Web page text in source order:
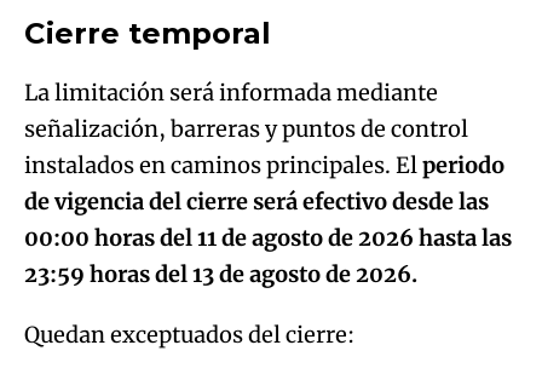
instalados en caminos principales. El
de vigencia del cierre será efectivo desde las
00:00 horas del 11 de agosto de 2026 hasta las
23:59 horas del 13 de agosto de 2026.
Quedan exceptuados del cierre:
Los vehículos y el personal de los servicios
forestales, emergencias, protección civil,